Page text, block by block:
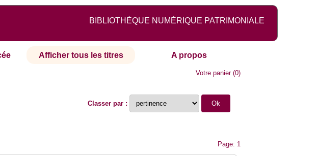
BIBLIOTHÈQUE NUMÉRIQUE PATRIMONIALE
Afficher tous les titres A propos
Votre panier(0)
Classer par :
Page: 1